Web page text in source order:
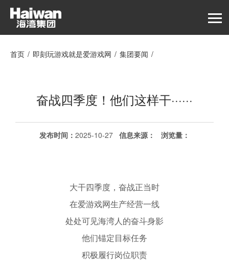
首页 / 即刻玩游戏就是爱游戏网 / 集团要闻 /
奋战四季度！他们这样干······
发布时间： 2025-10-27 信息来源： 浏览量 ：
大干四季度，奋战正当时
在爱游戏网生产经营一线
处处可见海湾人的奋斗身影
他们锚定目标任务
积极履行岗位职责